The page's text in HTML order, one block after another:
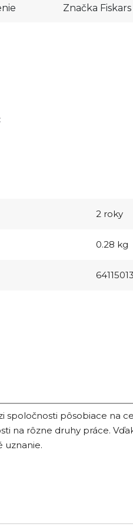
Značka Fiskars
2 roky
0.28 kg
spoločnosti pôsobiace na
na rôzne druhy práce.
uznanie.